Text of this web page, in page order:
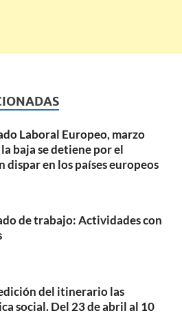
Laboral Europeo, marzo
baja se detiene por el
dispar en los países europeos
de trabajo: Actividades con
del itinerario las
social. Del 23 de abril al 10